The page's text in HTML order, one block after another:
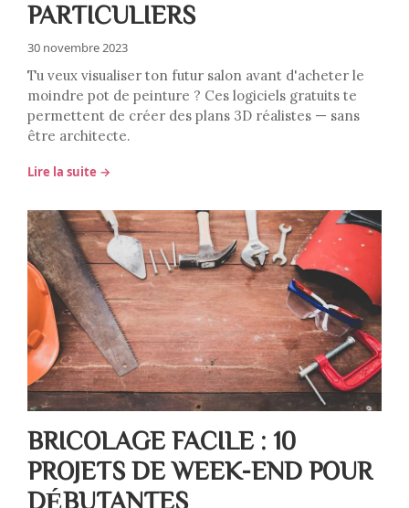
PARTICULIERS
30 novembre 2023
Tu veux visualiser ton futur salon avant d'acheter le
moindre pot de peinture ? Ces logiciels gratuits te
permettent de créer des plans 3D réalistes — sans
être architecte.
Lire la suite →
BRICOLAGE FACILE : 10
PROJETS DE WEEK-END POUR
DÉBUTANTES